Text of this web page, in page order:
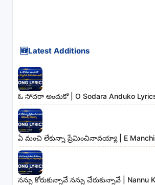
🆕Latest Additions
ఓ సోదరా అందుకో | O Sodara Anduko
ఏ మంచి లేకున్నా ప్రేమించినావయ్యా | E Manchi
నన్ను కోరుకున్నావే నన్ను చేరుకున్నావే | Nannu